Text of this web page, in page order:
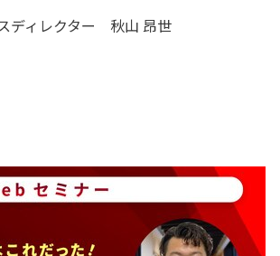
ディレクター 秋山 昂世